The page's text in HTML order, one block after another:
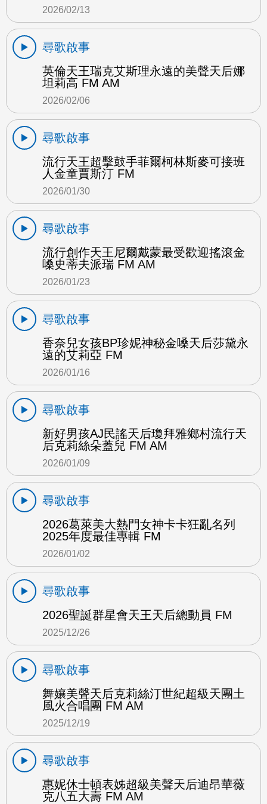
2026/02/13
尋歌啟事
英倫天王瑞克艾斯理永遠的美聲天后娜
坦莉高 FM AM
2026/02/06
尋歌啟事
流行天王超擊鼓手菲爾柯林斯麥可接班
人金童賈斯汀 FM
2026/01/30
尋歌啟事
流行創作天王尼爾戴蒙最受歡迎搖滾金
嗓史蒂夫派瑞 FM AM
2026/01/23
尋歌啟事
香奈兒女孩BP珍妮神秘金嗓天后莎黛永
遠的艾莉亞 FM
2026/01/16
尋歌啟事
新好男孩AJ民謠天后瓊拜雅鄉村流行天
后克莉絲朵蓋兒 FM AM
2026/01/09
尋歌啟事
2026葛萊美大熱門女神卡卡狂亂名列
2025年度最佳專輯 FM
2026/01/02
尋歌啟事
2026聖誕群星會天王天后總動員 FM
2025/12/26
尋歌啟事
舞孃美聲天后克莉絲汀世紀超級天團土
風火合唱團 FM AM
2025/12/19
尋歌啟事
惠妮休士頓表姊超級美聲天后迪昂華薇
克八五大壽 FM AM